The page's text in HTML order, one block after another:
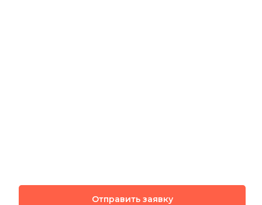
Отправить заявку